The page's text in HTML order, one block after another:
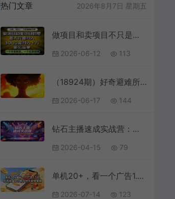
热门文章 2026年8月7日 星期五
做项目和卖项目不只是月入3K和10W那么简单，一个努力搬砖，一个在家躺賺【揭秘】
2026-06-12 113
（18924期）好奇避难所—AI动画电影制作2.0：零基础也能做动画！分镜+ComfyUI+工作流，学完直出完整影片
2026-06-17 144
钻石主播速成实战营：从设备搭建话术演唱到AI应用，全方位打造全能娱乐主播
2026-04-15 79
单机20+，看一个广告1.5米，不养机，这个新平台大家快来撸【揭秘】
2026-07-14 123